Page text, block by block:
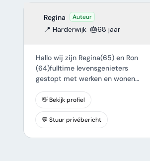
Regina Auteur
📍 Harderwijk 🎂68 jaar
Hallo wij zijn Regina(65) en Ron
(64)fulltime levensgenieters
gestopt met werken en wonen
is onze hobby en zoeken nog twee
stellen om een kookclubje te
starten.
👋 Bekijk profiel
💬 Stuur privébericht